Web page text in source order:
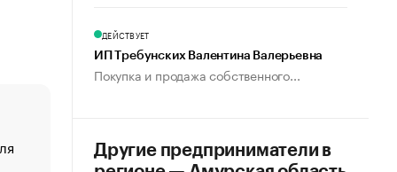
«От спорта тело стареет иначе». Как живет глава
создавшей GTA
ДЕЙСТВУЕТ
ИП Требунских Валентина Валерьевна
Покупка и продажа собственного...
Другие предприниматели в